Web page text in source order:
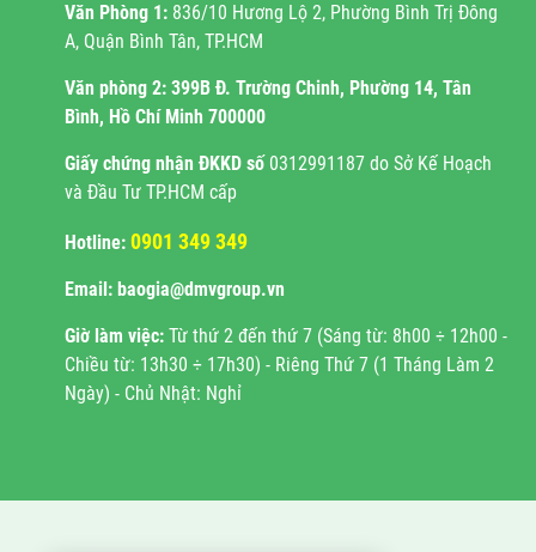
Văn Phòng 1: 836/10 Hương Lộ 2, Phường Bình Trị Đông
A, Quận Bình Tân, TP.HCM
Văn phòng 2: 399B Đ. Trường Chinh, Phường 14, Tân
Bình, Hồ Chí Minh 700000
Giấy chứng nhận ĐKKD số 0312991187 do Sở Kế Hoạch
và Đầu Tư TP.HCM cấp
Hotline: 0901 349 349
Email: baogia@dmvgroup.vn
Giờ làm việc: Từ thứ 2 đến thứ 7 (Sáng từ: 8h00 ÷ 12h00 -
Chiều từ: 13h30 ÷ 17h30) - Riêng Thứ 7 (1 Tháng Làm 2
Ngày) - Chủ Nhật: Nghỉ